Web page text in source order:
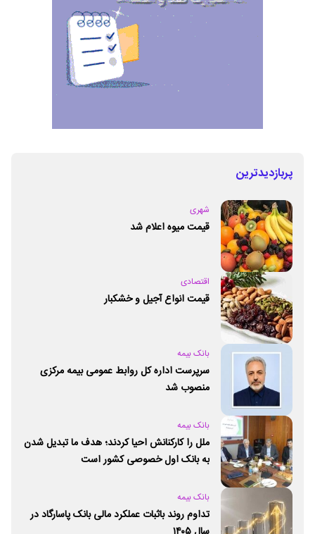
پربازدیدترین
شهری
قیمت میوه اعلام شد
اقتصادی
قیمت انواع آجیل و خشکبار
بانک بیمه
سرپرست اداره کل روابط عمومی بیمه مرکزی
منصوب شد
بانک بیمه
ملل را کارکنانش احیا کردند؛ هدف ما تبدیل شدن
به بانک اول خصوصی کشور است
بانک بیمه
تداوم روند باثبات عملکرد مالی بانک پاسارگاد در